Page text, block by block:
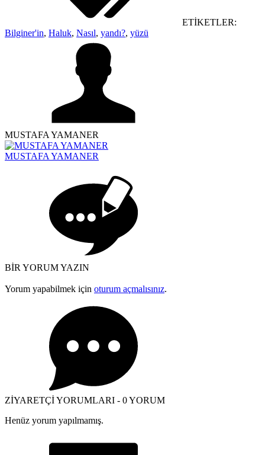
ETİKETLER:
Bilginer'in, Haluk, Nasıl, yandı?, yüzü
MUSTAFA YAMANER
MUSTAFA YAMANER
BİR YORUM YAZIN
Yorum yapabilmek için oturum açmalısınız.
ZİYARETÇİ YORUMLARI - 0 YORUM
Henüz yorum yapılmamış.